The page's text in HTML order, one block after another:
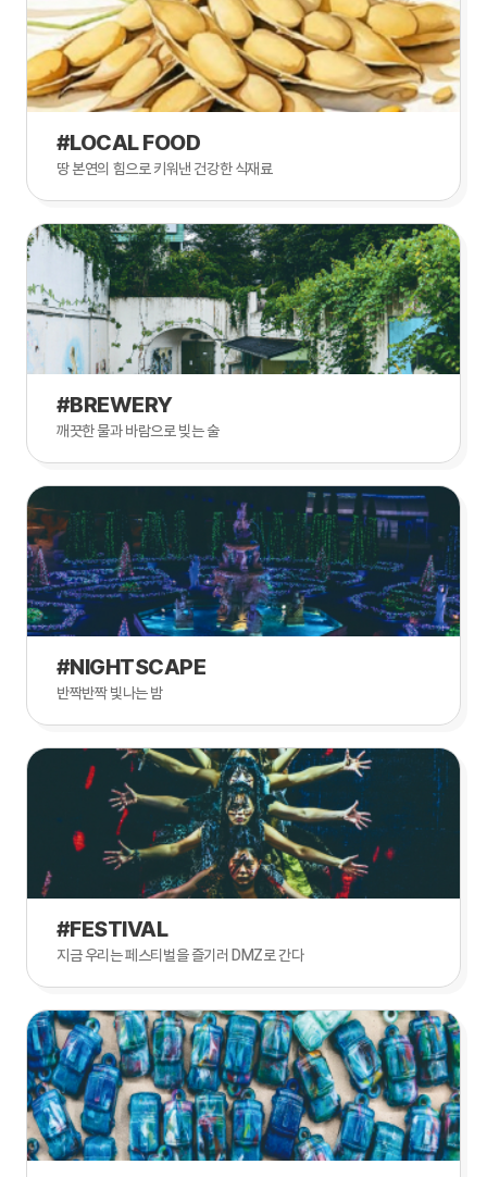
#LOCAL FOOD
땅 본연의 힘으로 키워낸 건강한 식재료
#BREWERY
깨끗한 물과 바람으로 빚는 술
#NIGHTSCAPE
반짝반짝 빛나는 밤
#FESTIVAL
지금 우리는 페스티벌을 즐기러 DMZ로 간다